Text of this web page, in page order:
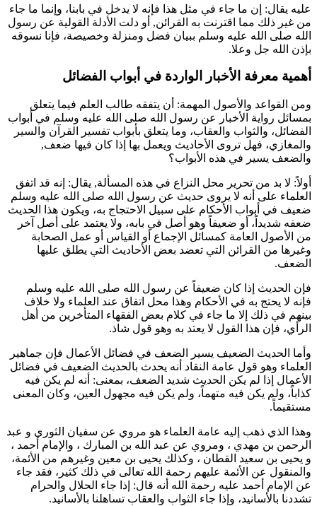
عليه يقال: إن ما جاء في مثل هذا فإنه لا يدخل في بابنا، وإنما ما جاء
من غير ذلك مما اقترنت به القرائن, أو دلت الأدلة القولية عن رسول
الله صلى الله عليه وسلم ببيان فضل ومنزلة وخصيصة، فإنا نسوقه
بإذن الله جل وعلا.
أهمية معرفة الأخبار الواردة في أبواب الفضائل
ومن القواعد والأصول المهمة: أن يتفقه طالب العلم فيما يتعلق
بمسائل رواية الأخبار عن رسول الله صلى الله عليه وسلم في أبواب
الفضائل، والثواب والعقاب، وما يتعلق بأبواب تفسير القرآن والسير
والمغازي، فهل تروى الأحاديث ويعمل بها إذا كان فيها ضعف,
والضعف يسير في هذه الأبواب؟
أولاً: لا بد من تحرير محل النزاع في هذه المسألة, يقال: إنه قد اتفق
العلماء على أنه لا يروى حديث عن رسول الله صلى الله عليه وسلم
ضعيف في أبواب الأحكام على سبيل الاحتجاج به، ويكون هذا الحديث
ضعفه شديداً، أو ضعيفاً وهو أصل في بابه، ولا يعتمد على أصل آخر
من الأصول العامة كمسائل الإجماع أو القياس أو عمل الصحابة
وغيرها من القرائن التي تعضد بعض الأحاديث التي يطلق عليها
الضعف.
فإن الحديث إذا كان ضعيفاً عن رسول الله صلى الله عليه وسلم
فإنه لا يحتج به في الأحكام وهذا محل اتفاق عند العلماء ولا خلاف
بينهم في ذلك إلا ما جاء في كلام بعض الفقهاء المتأخرين من أهل
الرأي، فإن هذا القول لا يعتد به وهو قول شاذ.
وأما الحديث الضعيف يسير الضعف في فضائل الأعمال فإن جماهير
العلماء وهو قول عامة النقاد أنه يحدث بالحديث الضعيف في فضائل
الأعمال إذا لم يكن الحديث شديد الضعف، بمعنى: أنه لم يكن فيه
كذاباً، ولم يكن فيه متهماً، ولم يكن فيه مجهول العين، وكان المعنى
مستقيماً.
وهذا الذي ذهب إليه عامة العلماء هو مروي عن سفيان الثوري و عبد
الرحمن بن مهدي ، ومروي عن عبد الله بن المبارك ، والإمام أحمد ،
و يحيى بن سعيد القطان ، وكذلك يحيى بن معين وغيرهم من الأئمة،
والمنقول عن الأئمة عليهم رحمة الله تعالى في ذلك كثير، فقد جاء
عن الإمام أحمد عليه رحمة الله أنه قال: إذا جاء الحلال والحرام
تشددنا بالأسانيد، وإذا جاء الثواب والعقاب تساهلنا بالأسانيد.